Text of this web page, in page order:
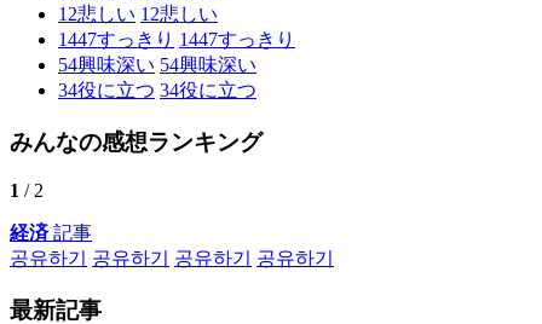
12悲しい 12悲しい
1447すっきり 1447すっきり
54興味深い 54興味深い
34役に立つ 34役に立つ
みんなの感想ランキング
1 / 2
経済記事
공유하기
공유하기 공유하기 공유하기
最新記事